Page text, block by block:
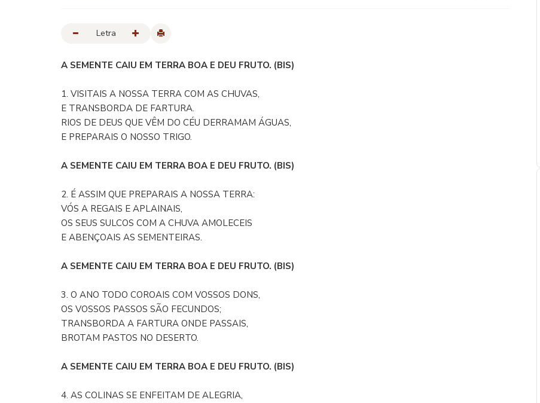
Letra
A SEMENTE CAIU EM TERRA BOA E DEU FRUTO. (BIS)
1. VISITAIS A NOSSA TERRA COM AS CHUVAS,
E TRANSBORDA DE FARTURA.
RIOS DE DEUS QUE VÊM DO CÉU DERRAMAM ÁGUAS,
E PREPARAIS O NOSSO TRIGO.
A SEMENTE CAIU EM TERRA BOA E DEU FRUTO. (BIS)
2. É ASSIM QUE PREPARAIS A NOSSA TERRA:
VÓS A REGAIS E APLAINAIS,
OS SEUS SULCOS COM A CHUVA AMOLECEIS
E ABENÇOAIS AS SEMENTEIRAS.
A SEMENTE CAIU EM TERRA BOA E DEU FRUTO. (BIS)
3. O ANO TODO COROAIS COM VOSSOS DONS,
OS VOSSOS PASSOS SÃO FECUNDOS;
TRANSBORDA A FARTURA ONDE PASSAIS,
BROTAM PASTOS NO DESERTO.
A SEMENTE CAIU EM TERRA BOA E DEU FRUTO. (BIS)
4. AS COLINAS SE ENFEITAM DE ALEGRIA,